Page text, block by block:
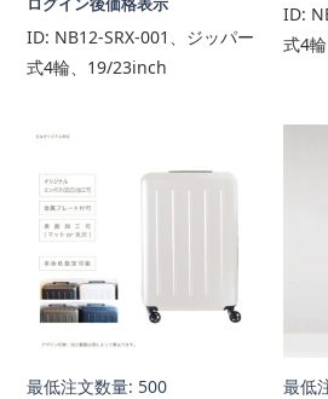
ログイン後価格表示
ID: NB12-SRX-001、ジッパー
式4輪、19/23inch
ID:
式4
最低注文数量: 500
最低